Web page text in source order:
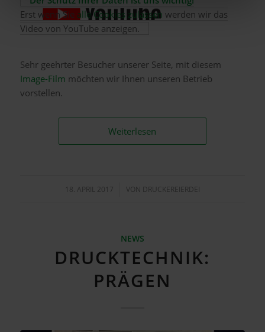
Erst wenn Sie alle Cookies zulassen werden wir das
Video von YouTube anzeigen.
Sehr geehrter Besucher unserer Seite, mit diesem
Image-Film möchten wir Ihnen unseren Betrieb
vorstellen.
Weiterlesen
18. APRIL 2017
/ VON DRUCKEREIERDEI
NEWS
DRUCKTECHNIK:
PRÄGEN